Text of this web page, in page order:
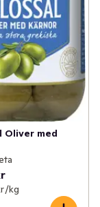
Oliver med
/kg